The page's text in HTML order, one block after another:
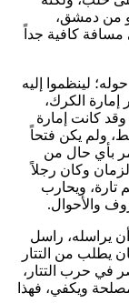
من دمشق،
فهي مسافة كافية جداً
لينظموا إليه
إمارة الكرك،
كانت إمارة
ولم يكن فتحاً
بأي حال من
وكان رجلاً
تارة، ويحارب
والأحوال.
أن يراسله، راسل
يطلب من التتار
في حرب التتار،
ويكفي، فهذا